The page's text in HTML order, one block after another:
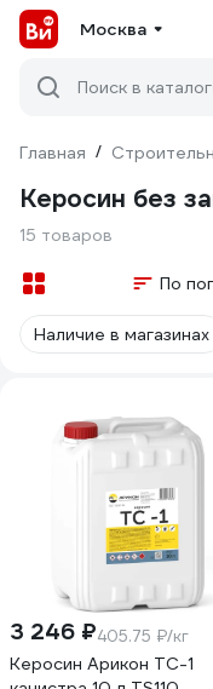
Москва
Поиск в
Главная /
Керосин без
15 товаров
По
Наличие в магазинах
3 246 ₽405.75 ₽/кг
Керосин Арикон ТС-1